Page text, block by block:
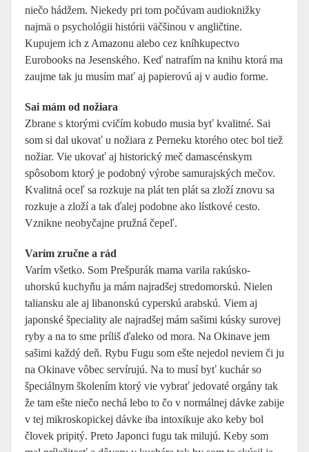
niečo hádžem. Niekedy pri tom počúvam audioknižky
najmä o psychológii histórii väčšinou v angličtine.
Kupujem ich z Amazonu alebo cez kníhkupectvo
Eurobooks na Jesenského. Keď natrafím na knihu ktorá ma
zaujme tak ju musím mať aj papierovú aj v audio forme.
Sai mám od nožiara
Zbrane s ktorými cvičím kobudo musia byť kvalitné. Sai
som si dal ukovať u nožiara z Perneku ktorého otec bol tiež
nožiar. Vie ukovať aj historický meč damascénskym
spôsobom ktorý je podobný výrobe samurajských mečov.
Kvalitná oceľ sa rozkuje na plát ten plát sa zloží znovu sa
rozkuje a zloží a tak ďalej podobne ako lístkové cesto.
Vznikne neobyčajne pružná čepeľ.
Varím zručne a rád
Varím všetko. Som Prešpurák mama varila rakúsko-
uhorskú kuchyňu ja mám najradšej stredomorskú. Nielen
taliansku ale aj libanonskú cyperskú arabskú. Viem aj
japonské špeciality ale najradšej mám sašimi kúsky surovej
ryby a na to sme príliš ďaleko od mora. Na Okinave jem
sašimi každý deň. Rybu Fugu som ešte nejedol neviem či ju
na Okinave vôbec servírujú. Na to musí byť kuchár so
špeciálnym školením ktorý vie vybrať jedovaté orgány tak
že tam ešte niečo nechá lebo to čo v normálnej dávke zabije
v tej mikroskopickej dávke iba intoxikuje ako keby bol
človek pripitý. Preto Japonci fugu tak milujú. Keby som